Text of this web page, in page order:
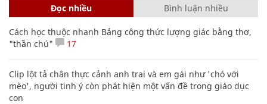
Đọc nhiều Bình luận nhiều
Cách học thuộc nhanh Bảng công thức lượng giác bằng thơ,
"thần chú"
17
Clip lột tả chân thực cảnh anh trai và em gái như 'chó với
mèo', người tinh ý còn phát hiện một vấn đề trong giáo dục
con